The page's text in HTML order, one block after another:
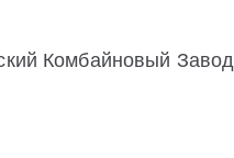
Комбайновый Завод